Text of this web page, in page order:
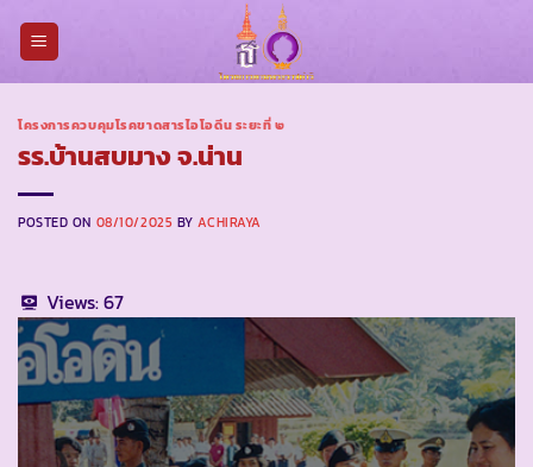
โครงการควบคุมโรคขาดสารไอโอดีน ระยะที่ ๒
รร.บ้านสบมาง จ.น่าน
POSTED ON 08/10/2025 BYACHIRAYA
Views:67